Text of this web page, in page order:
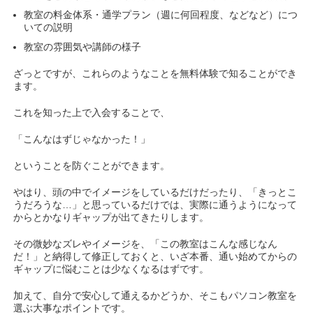
教室の料金体系・通学プラン（週に何回程度、などなど）につ
いての説明
教室の雰囲気や講師の様子
ざっとですが、これらのようなことを無料体験で知ることができ
ます。
これを知った上で入会することで、
「こんなはずじゃなかった！」
ということを防ぐことができます。
やはり、頭の中でイメージをしているだけだったり、「きっとこ
うだろうな…」と思っているだけでは、実際に通うようになって
からとかなりギャップが出てきたりします。
その微妙なズレやイメージを、「この教室はこんな感じなん
だ！」と納得して修正しておくと、いざ本番、通い始めてからの
ギャップに悩むことは少なくなるはずです。
加えて、自分で安心して通えるかどうか、そこもパソコン教室を
選ぶ大事なポイントです。